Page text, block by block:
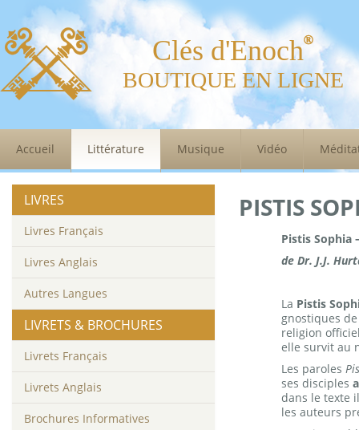
Clés d'Enoch
BOUTIQUE EN LIGNE
Accueil Littérature Musique Vidéo
LIVRES
Livres Français
Livres Anglais
Autres Langues
LIVRETS & BROCHURES
Livrets Français
Livrets Anglais
Brochures Informatives
PISTIS
Pistis Sophia
de Dr. J.J.
La Pistis
gnostiques
religion
elle survit au
Les paroles
ses disciples
dans le texte
les auteurs